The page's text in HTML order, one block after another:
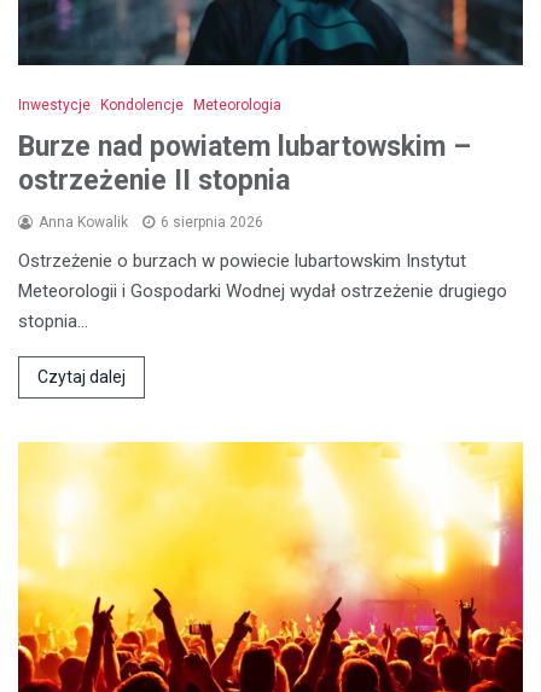
Inwestycje Kondolencje Meteorologia
Burze nad powiatem lubartowskim –
ostrzeżenie II stopnia
Anna Kowalik 6 sierpnia 2026
Ostrzeżenie o burzach w powiecie lubartowskim Instytut
Meteorologii i Gospodarki Wodnej wydał ostrzeżenie drugiego
stopnia…
Czytaj dalej